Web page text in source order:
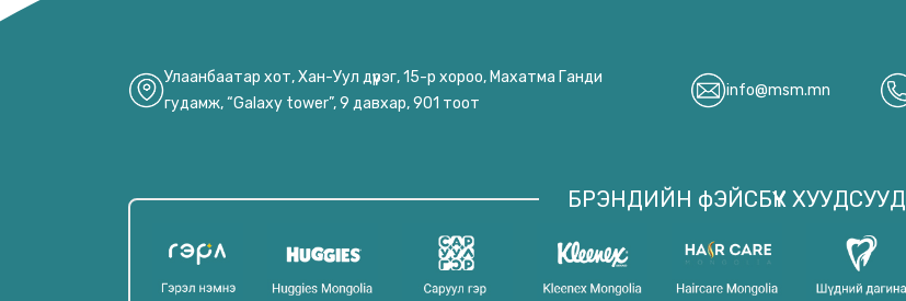
Улаанбаатар хот, Хан-Уул дүүрэг, 15-р хороо, Махатма Ганди
гудамж, “Galaxy tower”, 9 давхар, 901 тоот
info@msm.mn
БРЭНДИЙН фЭЙСБҮҮК ХУУДСУУД